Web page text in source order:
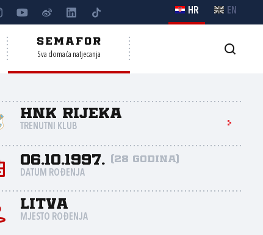
HR EN
SEMAFOR
Sva domaća natjecanja
HNK Rijeka
TRENUTNI KLUB
06.10.1997. (28 godina)
DATUM ROĐENJA
Litva
MJESTO ROĐENJA